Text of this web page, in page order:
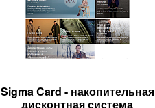
Sigma Card - накопительная
дисконтная система